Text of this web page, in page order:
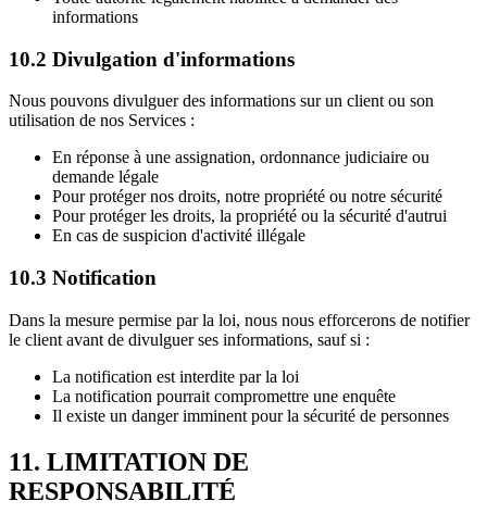
informations
10.2 Divulgation d'informations
Nous pouvons divulguer des informations sur un client ou son
utilisation de nos Services :
En réponse à une assignation, ordonnance judiciaire ou
demande légale
Pour protéger nos droits, notre propriété ou notre sécurité
Pour protéger les droits, la propriété ou la sécurité d'autrui
En cas de suspicion d'activité illégale
10.3 Notification
Dans la mesure permise par la loi, nous nous efforcerons de notifier
le client avant de divulguer ses informations, sauf si :
La notification est interdite par la loi
La notification pourrait compromettre une enquête
Il existe un danger imminent pour la sécurité de personnes
11. LIMITATION DE
RESPONSABILITÉ